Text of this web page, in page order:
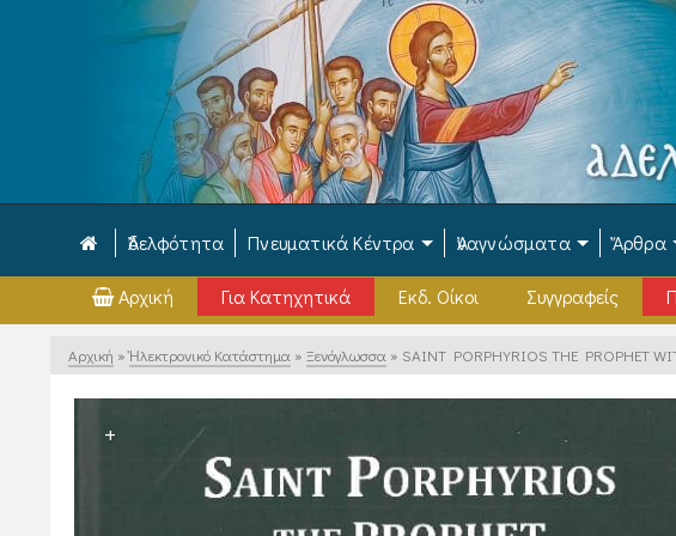
Ἀδελφότητα Πνευματικά Κέντρα Ἀναγνώσματα Ἄρθρα
Αρχική Για Κατηχητικά Εκδ. Οίκοι Συγγραφείς
Αρχική » Ἠλεκτρονικό Κατάστημα » Ξενόγλωσσα » SAINT PORPHYRIOS THE PROPHET